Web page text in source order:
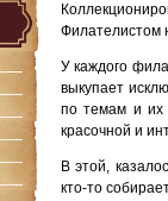
Филателистом
У каждого
выкупает
по темам и их
красочной и
В этой,
кто-то